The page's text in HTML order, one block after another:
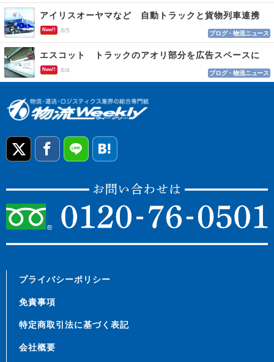
アイリスオーヤマなど 自動トラックと貨物列車連携
New!! 8/5 ブログ・物流ニュース
エスコット トラックのアオリ部分を広告スペースに
New!! 8/4 ブログ・物流ニュース
プライバシーポリシー
免責事項
特定商取引法に基づく表記
会社概要